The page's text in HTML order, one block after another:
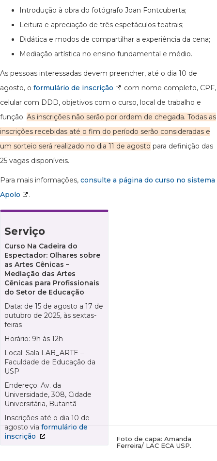
Introdução à obra do fotógrafo Joan Fontcuberta;
Leitura e apreciação de três espetáculos teatrais;
Didática e modos de compartilhar a experiência da cena;
Mediação artística no ensino fundamental e médio.
As pessoas interessadas devem preencher, até o dia 10 de
agosto, o formulário de inscrição
com nome completo, CPF,
celular com DDD, objetivos com o curso, local de trabalho e
função. As inscrições não serão por ordem de chegada. Todas as
inscrições recebidas até o fim do período serão consideradas e
um sorteio será realizado no dia 11 de agosto para definição das
25 vagas disponíveis.
Para mais informações, consulte a página do curso no sistema
Apolo
.
Serviço
Curso Na Cadeira do
Espectador: Olhares sobre
as Artes Cênicas –
Mediação das Artes
Cênicas para Profissionais
do Setor de Educação
Data: de 15 de agosto a 17 de
outubro de 2025, às sextas-
feiras
Horário: 9h às 12h
Local: Sala LAB_ARTE –
Faculdade de Educação da
USP
Endereço: Av. da
Universidade, 308, Cidade
Universitária, Butantã
Inscrições até o dia 10 de
agosto via formulário de
inscrição
Foto de capa: Amanda
Ferreira/ LAC ECA USP.